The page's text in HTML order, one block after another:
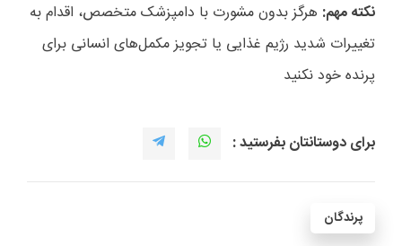
نکته مهم: هرگز بدون مشورت با دامپزشک متخصص، اقدام به
تغییرات شدید رژیم غذایی یا تجویز مکمل‌های انسانی برای
پرنده خود نکنید
برای دوستانتان بفرستید :
پرندگان